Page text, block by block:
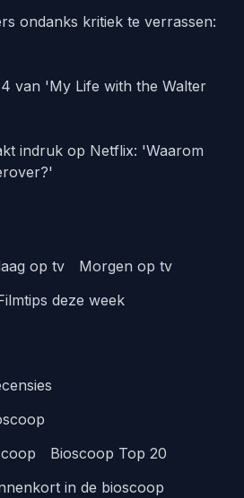
ondanks kritiek te verrassen:
van 'My Life with the Walter
indruk op Netflix: 'Waarom
op tv
Morgen op tv
deze week
Bioscoop Top 20
in de bioscoop